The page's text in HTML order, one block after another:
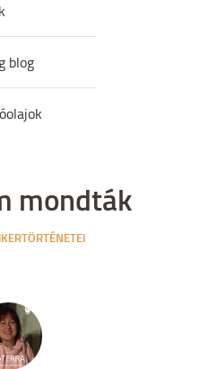
blog
mondták